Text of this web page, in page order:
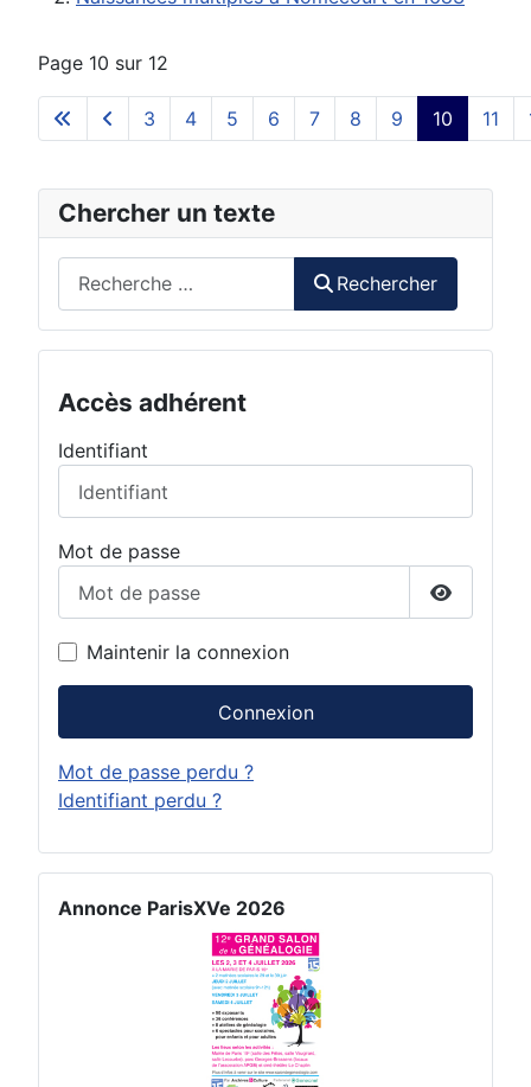
Chercher un texte
Rechercher
Accès adhérent
Identifiant
Mot de passe
Afficher
Maintenir la connexion
Connexion
Mot de passe perdu ?
Identifiant perdu ?
Annonce ParisXVe 2026
Page 10 sur 12
3 4 5 6 7 8 9 10 11